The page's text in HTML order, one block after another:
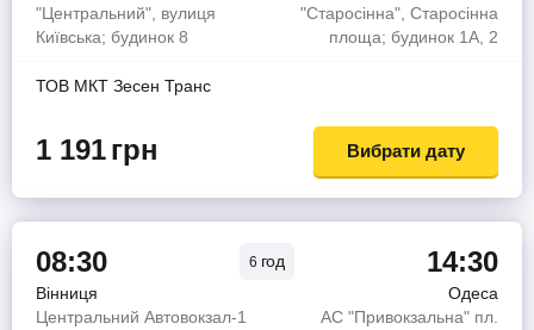
"Центральний", вулиця
Київська; будинок 8
"Старосінна", Старосінна
площа; будинок 1А, 2
ТОВ МКТ Зесен Транс
1 191грн Вибрати дату
08:30 6 год 14:30
Вінниця
Одеса
Центральний Автовокзал-1
АС "Привокзальна" пл.